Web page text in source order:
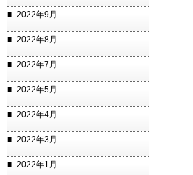
2022年9月
2022年8月
2022年7月
2022年5月
2022年4月
2022年3月
2022年1月